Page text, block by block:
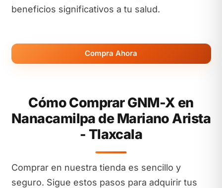
beneficios significativos a tu salud.
Compra Ahora
Cómo Comprar GNM-X en
Nanacamilpa de Mariano Arista
- Tlaxcala
Comprar en nuestra tienda es sencillo y
seguro. Sigue estos pasos para adquirir tus